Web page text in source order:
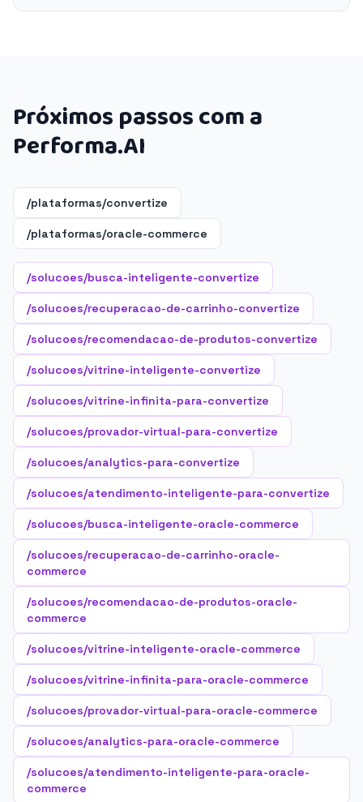
Próximos passos com a
Performa.AI
/plataformas/convertize
/plataformas/oracle-commerce
/solucoes/busca-inteligente-convertize
/solucoes/recuperacao-de-carrinho-convertize
/solucoes/recomendacao-de-produtos-convertize
/solucoes/vitrine-inteligente-convertize
/solucoes/vitrine-infinita-para-convertize
/solucoes/provador-virtual-para-convertize
/solucoes/analytics-para-convertize
/solucoes/atendimento-inteligente-para-convertize
/solucoes/busca-inteligente-oracle-commerce
/solucoes/recuperacao-de-carrinho-oracle-
commerce
/solucoes/recomendacao-de-produtos-oracle-
commerce
/solucoes/vitrine-inteligente-oracle-commerce
/solucoes/vitrine-infinita-para-oracle-commerce
/solucoes/provador-virtual-para-oracle-commerce
/solucoes/analytics-para-oracle-commerce
/solucoes/atendimento-inteligente-para-oracle-
commerce